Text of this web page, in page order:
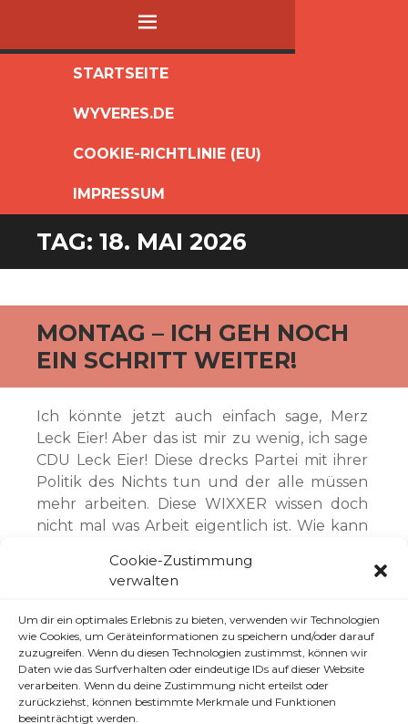
Cookie-Zustimmung
verwalten
Um dir ein optimales Erlebnis zu bieten, verwenden wir Technologien
wie Cookies, um Geräteinformationen zu speichern und/oder darauf
zuzugreifen. Wenn du diesen Technologien zustimmst, können wir
Daten wie das Surfverhalten oder eindeutige IDs auf dieser Website
verarbeiten. Wenn du deine Zustimmung nicht erteilst oder
zurückziehst, können bestimmte Merkmale und Funktionen
beeinträchtigt werden.
MENÜ
SPRINGEN
STARTSEITE
WYVERES.DE
COOKIE-RICHTLINIE (EU)
IMPRESSUM
TAG: 18. MAI 2026
MONTAG – ICH GEH NOCH
EIN SCHRITT WEITER!
Ich könnte jetzt auch einfach sage, Merz
Leck Eier! Aber das ist mir zu wenig, ich sage
CDU Leck Eier! Diese drecks Partei mit ihrer
Politik des Nichts tun und der alle müssen
mehr arbeiten. Diese WIXXER wissen doch
nicht mal was Arbeit eigentlich ist. Wie kann
einem 10k teurem anzug da steht und was
von CDU Pferd erzählt während er
krampfhaft versucht was von einem Zettel
abzulesen und uns quasi sagt, schnallt mal
alle den Gürtel enger, die Pisser haben sich
gerade erst wieder die DIÄT erhöht.
ERHÖHT! Scheiß verein.